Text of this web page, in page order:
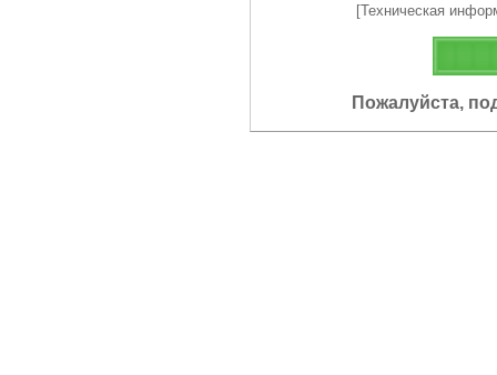
[Техническая
Пожалуйста,